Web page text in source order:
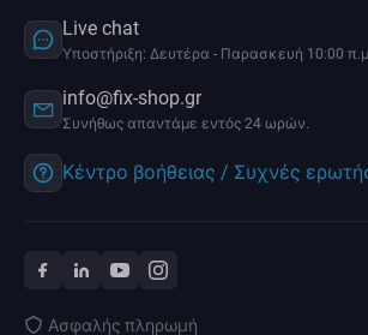
Live chat
Υποστήριξη: Δευτέρα - Παρασκευή 10:00
info@fix-shop.gr
Συνήθως απαντάμε εντός 24 ωρών.
Κέντρο βοήθειας / Συχνές
Ασφαλής πληρωμή